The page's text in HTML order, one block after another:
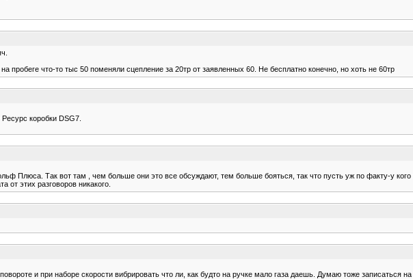
пробеге что-то тыс 50 поменяли сцепление за 20тр от заявленных 60. Не бесплатно конечно, но хоть не 60тр
коробки DSG7.
Плюса. Так вот там , чем больше они это все обсуждают, тем больше бояться, так что пусть уж по факту-у кого
от этих разговоров никакого.
и при наборе скорости вибрировать что ли, как будто на ручке мало газа даешь. Думаю тоже записаться на